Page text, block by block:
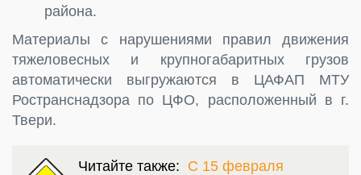
района.
Материалы с нарушениями правил движения
тяжеловесных и крупногабаритных грузов
автоматически выгружаются в ЦАФАП МТУ
Ространснадзора по ЦФО, расположенный в г.
Твери.
Читайте также: С 15 февраля